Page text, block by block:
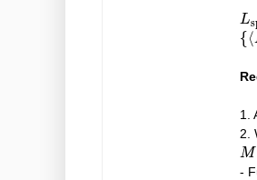
=
L
{ ⟨
1.
2.
M
-